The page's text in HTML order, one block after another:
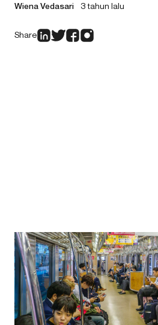
Wiena Vedasari 3 tahun lalu
Share